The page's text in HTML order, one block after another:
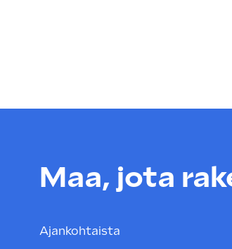
Maa, jota
Ajankohtaista